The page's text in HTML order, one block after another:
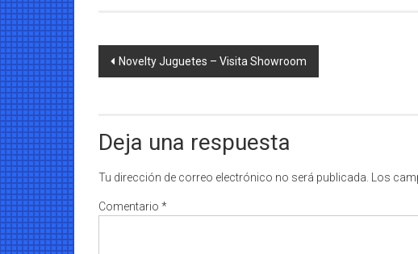
Navegación
Novelty Juguetes – Visita Showroom
Deja una respuesta
Tu dirección de correo electrónico no será publicada. Los
Comentario *